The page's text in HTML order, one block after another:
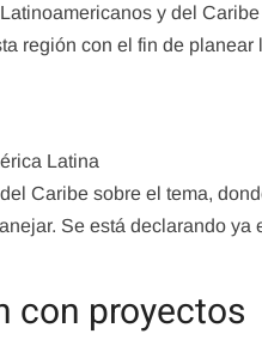
y del
región con el fin de planear
Latina
Caribe sobre el tema,
Se está declarando ya
con proyectos